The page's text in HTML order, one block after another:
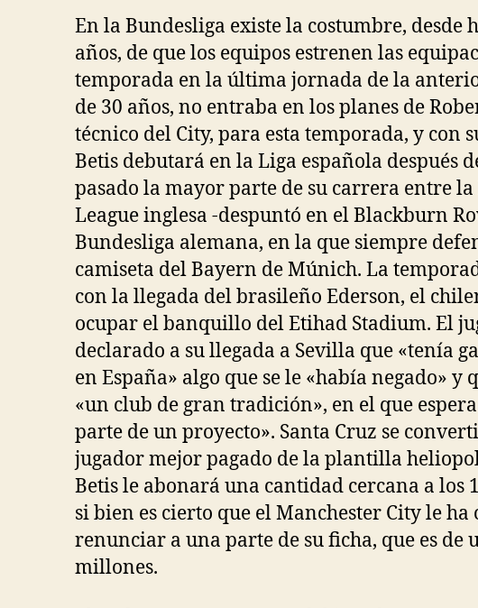
En la Bundesliga existe la costumbre, desde
años, de que los equipos estrenen las
temporada en la última jornada de la
de 30 años, no entraba en los planes de
técnico del City, para esta temporada, y con
Betis debutará en la Liga española después
pasado la mayor parte de su carrera entre
League inglesa -despuntó en el Blackburn
Bundesliga alemana, en la que siempre
camiseta del Bayern de Múnich. La
con la llegada del brasileño Ederson, el
ocupar el banquillo del Etihad Stadium. El
declarado a su llegada a Sevilla que «tenía
en España» algo que se le «había negado» y
«un club de gran tradición», en el que
parte de un proyecto». Santa Cruz se
jugador mejor pagado de la plantilla
Betis le abonará una cantidad cercana a los
si bien es cierto que el Manchester City le ha
renunciar a una parte de su ficha, que es de
millones.